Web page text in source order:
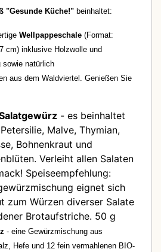
"Gesunde Küche!" beinhaltet:
Wellpappeschale (Format:
cm) inklusive Holzwolle und
sowie natürlich
aus dem Waldviertel. Genießen Sie
- es beinhaltet
Malve, Thymian,
Bohnenkraut und
Verleiht allen Salaten
Speiseempfehlung:
eignet sich
zum Würzen diverser Salate
Brotaufstriche. 50 g
- eine Gewürzmischung aus
Hefe und 12 fein vermahlenen BIO-